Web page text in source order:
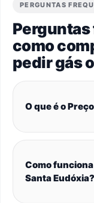
PERGUNTAS
como
pedir gás
O que é o
Como
Santa Eudóxia?